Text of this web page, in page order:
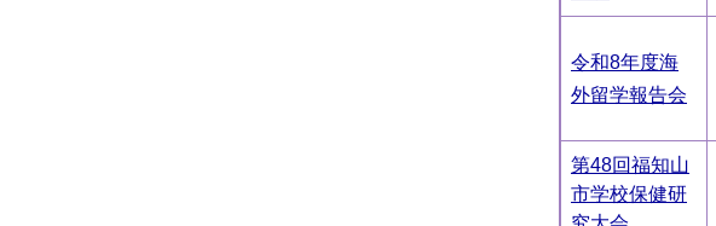
令和8年度海
外留学報告会
第48回福知山
市学校保健研